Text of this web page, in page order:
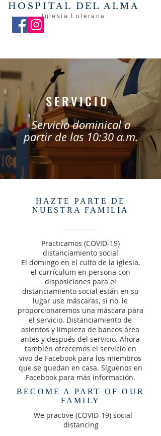
HOSPITAL DEL ALMA
Iglesia Luterana
SERVICIO
Servicio dominical a
partir de las 10:30 a.m.
HAZTE PARTE DE
NUESTRA FAMILIA
Practicamos (COVID-19)
distanciamiento social
El domingo en el culto de la iglesia,
el currículum en persona con
disposiciones para el
distanciamiento social están en su
lugar use máscaras, si no, le
proporcionaremos una máscara para
el servicio. Distanciamiento de
asientos y limpieza de bancos área
antes y después del servicio. Ahora
también ofrecemos el servicio en
vivo de Facebook para los miembros
que se quedan en casa. Síguenos en
Facebook para más información.
BECOME A PART OF OUR
FAMILY
We practive (COVID-19) social
distancing